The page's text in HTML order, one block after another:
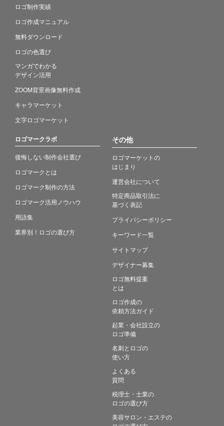
ロゴ制作実績
ロゴ作成マニュアル
無料ダウンロード
ロゴの色選び
マンガでわかる
デザイン活用
ZOOM背景画像無料作成
キャラマーケット
文字ロゴマーケット
ロゴマークラボ
後悔しない制作会社選び
ロゴマークとは
ロゴマーク制作の方法
ロゴマーク活用ノウハウ
用語集
業界別！ロゴの選び方
その他
ロゴマーケットの
はじまり
運営会社について
特定商品取引法に
基づく表記
プライバシーポリシー
キーワード一覧
サイトマップ
デザイナー募集
ロゴ無料提案
とは
ロゴ作成の
依頼方法ガイド
起業・会社設立の
ロゴ準備
名刺とロゴの
使い方
よくある
質問
税理士・士業の
ロゴの選び方
美容サロン・エステの